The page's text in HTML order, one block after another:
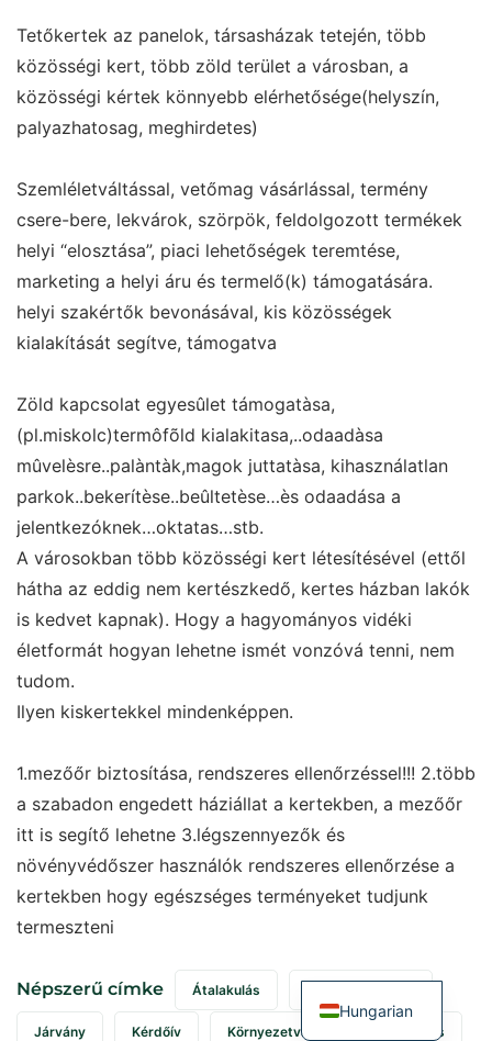
Tetőkertek az panelok, társasházak tetején, több
közösségi kert, több zöld terület a városban, a
közösségi kértek könnyebb elérhetősége(helyszín,
palyazhatosag, meghirdetes)
Szemléletváltással, vetőmag vásárlással, termény
csere-bere, lekvárok, szörpök, feldolgozott termékek
helyi “elosztása”, piaci lehetőségek teremtése,
marketing a helyi áru és termelő(k) támogatására.
helyi szakértők bevonásával, kis közösségek
kialakítását segítve, támogatva
Zöld kapcsolat egyesûlet támogatàsa,
(pl.miskolc)termôfõld kialakitasa,..odaadàsa
mûvelèsre..palàntàk,magok juttatàsa, kihasználatlan
parkok..bekerítèse..beûltetèse…ès odaadása a
jelentkezóknek…oktatas…stb.
A városokban több közösségi kert létesítésével (ettől
hátha az eddig nem kertészkedő, kertes házban lakók
is kedvet kapnak). Hogy a hagyományos vidéki
életformát hogyan lehetne ismét vonzóvá tenni, nem
tudom.
Ilyen kiskertekkel mindenképpen.
1.mezőőr biztosítása, rendszeres ellenőrzéssel!!! 2.több
a szabadon engedett háziállat a kertekben, a mezőőr
itt is segítő lehetne 3.légszennyezők és
növényvédőszer használók rendszeres ellenőrzése a
kertekben hogy egészséges terményeket tudjunk
termeszteni
Népszerű címke Átalakulás
Járvány Kérdőív Környezetváltozás Kutatás
Hungarian